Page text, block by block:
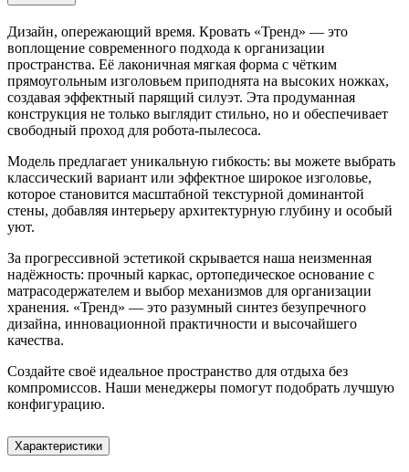
Дизайн, опережающий время. Кровать «Тренд» — это
воплощение современного подхода к организации
пространства. Её лаконичная мягкая форма с чётким
прямоугольным изголовьем приподнята на высоких ножках,
создавая эффектный парящий силуэт. Эта продуманная
конструкция не только выглядит стильно, но и обеспечивает
свободный проход для робота-пылесоса.
Модель предлагает уникальную гибкость: вы можете выбрать
классический вариант или эффектное широкое изголовье,
которое становится масштабной текстурной доминантой
стены, добавляя интерьеру архитектурную глубину и особый
уют.
За прогрессивной эстетикой скрывается наша неизменная
надёжность: прочный каркас, ортопедическое основание с
матрасодержателем и выбор механизмов для организации
хранения. «Тренд» — это разумный синтез безупречного
дизайна, инновационной практичности и высочайшего
качества.
Создайте своё идеальное пространство для отдыха без
компромиссов. Наши менеджеры помогут подобрать лучшую
конфигурацию.
Характеристики